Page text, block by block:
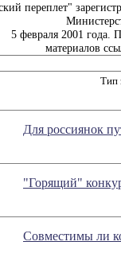
переплет"
5 февраля 2001 года.
материалов
Тип
Для россиянок
"Горящий"
Совместимы ли